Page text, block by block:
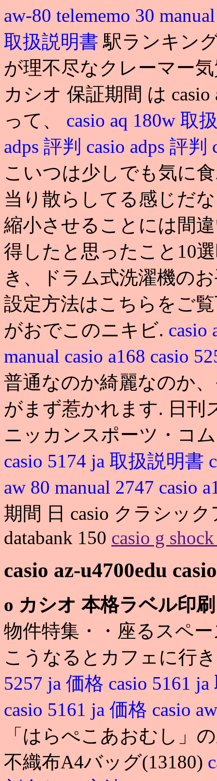
aw-80 telememo 30
取扱説明書駅ランキン
が理不尽なクレーマー
カシオ 保証期間 は casio
って、 casio aq 180w 取
adps 評判 casio adps 評判
こいつは少しでも気に
当り散らしてる感じだ
縮小させることには間
得したと思ったこと10
き、ドラム式洗濯機の
設定方法はこちらをご
がおでこのニキビ. casio
manual casio a168 casio
普通なのか綺麗なのか
がまず惹かれます. 日刊
ニッカンスポーツ・コ
casio 5174 ja 取扱説明書
aw 80 manual 2747 casio
期間 日 casio クラシッ
databank 150 casio g
casio az-u4700edu
o カシオ 本格ラベル印
物件特集・・座るスペ
こうなるとカフェに行
5257 ja 価格 casio 5161
casio 5161 ja 価格 casio
「はらぺこあおむし」
不織布A4バッグ(13180)